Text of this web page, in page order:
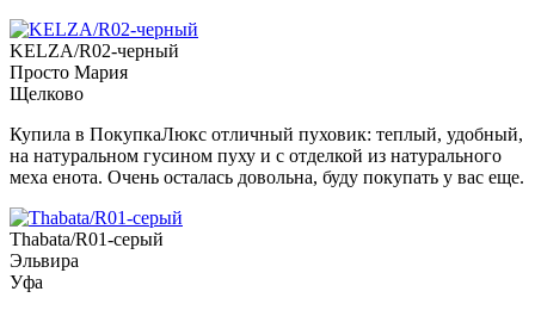
KELZA/R02-черный
Просто Мария
Щелково
Купила в ПокупкаЛюкс отличный пуховик: теплый, удобный,
на натуральном гусином пуху и с отделкой из натурального
меха енота. Очень осталась довольна, буду покупать у вас еще.
Thabata/R01-серый
Эльвира
Уфа